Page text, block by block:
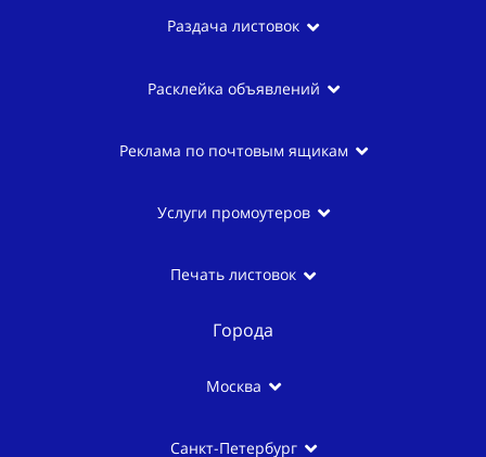
Раздача листовок
Расклейка объявлений
Реклама по почтовым ящикам
Услуги промоутеров
Печать листовок
Города
Москва
Санкт-Петербург